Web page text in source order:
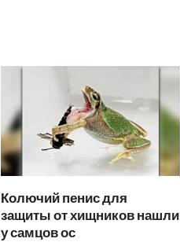
Колючий пенис для
защиты от хищников нашли
у самцов ос